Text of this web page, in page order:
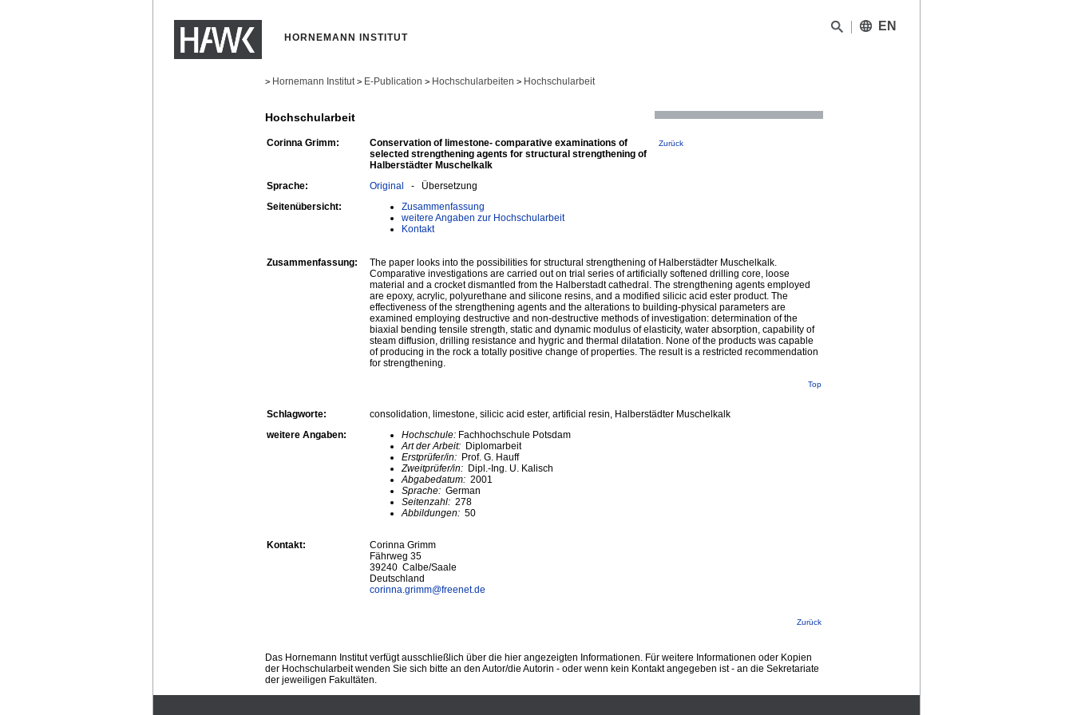
HORNEMANN INSTITUT
EN
> Hornemann Institut > E-Publication > Hochschularbeiten > Hochschularbeit
Hochschularbeit
Corinna Grimm:
Conservation of limestone- comparative examinations of
selected strengthening agents for structural strengthening of
Halberstädter Muschelkalk
Zurück
Sprache: Original - Übersetzung
Seitenübersicht:
Zusammenfassung
weitere Angaben zur Hochschularbeit
Kontakt
Zusammenfassung:
The paper looks into the possibilities for structural strengthening of Halberstädter Muschelkalk.
Comparative investigations are carried out on trial series of artificially softened drilling core, loose
material and a crocket dismantled from the Halberstadt cathedral. The strengthening agents employed
are epoxy, acrylic, polyurethane and silicone resins, and a modified silicic acid ester product. The
effectiveness of the strengthening agents and the alterations to building-physical parameters are
examined employing destructive and non-destructive methods of investigation: determination of the
biaxial bending tensile strength, static and dynamic modulus of elasticity, water absorption, capability of
steam diffusion, drilling resistance and hygric and thermal dilatation. None of the products was capable
of producing in the rock a totally positive change of properties. The result is a restricted recommendation
for strengthening.
Top
Schlagworte:
consolidation, limestone, silicic acid ester, artificial resin, Halberstädter Muschelkalk
weitere Angaben:
Hochschule: Fachhochschule Potsdam
Art der Arbeit: Diplomarbeit
Erstprüfer/in: Prof. G. Hauff
Zweitprüfer/in: Dipl.-Ing. U. Kalisch
Abgabedatum: 2001
Sprache: German
Seitenzahl: 278
Abbildungen: 50
Kontakt:
Corinna Grimm
Fährweg 35
39240 Calbe/Saale
Deutschland
corinna.grimm@freenet.de
Zurück
Das Hornemann Institut verfügt ausschließlich über die hier angezeigten Informationen. Für weitere Informationen oder Kopien
der Hochschularbeit wenden Sie sich bitte an den Autor/die Autorin - oder wenn kein Kontakt angegeben ist - an die Sekretariate
der jeweiligen Fakultäten.